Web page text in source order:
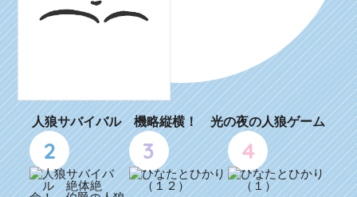
人狼サバイバル 機略縦横！ 光の夜の人狼ゲーム
2 3 4